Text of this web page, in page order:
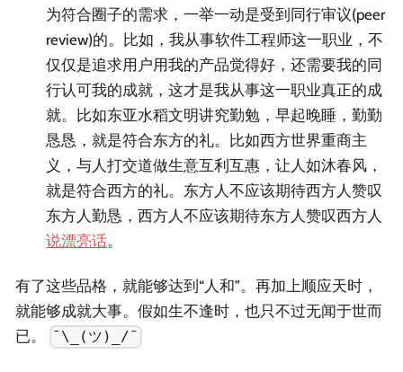
为符合圈子的需求，一举一动是受到同行审议(peer
review)的。比如，我从事软件工程师这一职业，不
仅仅是追求用户用我的产品觉得好，还需要我的同
行认可我的成就，这才是我从事这一职业真正的成
就。比如东亚水稻文明讲究勤勉，早起晚睡，勤勤
恳恳，就是符合东方的礼。比如西方世界重商主
义，与人打交道做生意互利互惠，让人如沐春风，
就是符合西方的礼。东方人不应该期待西方人赞叹
东方人勤恳，西方人不应该期待东方人赞叹西方人
说漂亮话。
有了这些品格，就能够达到“人和”。再加上顺应天时，
就能够成就大事。假如生不逢时，也只不过无闻于世而
已。
¯\_(ツ)_/¯